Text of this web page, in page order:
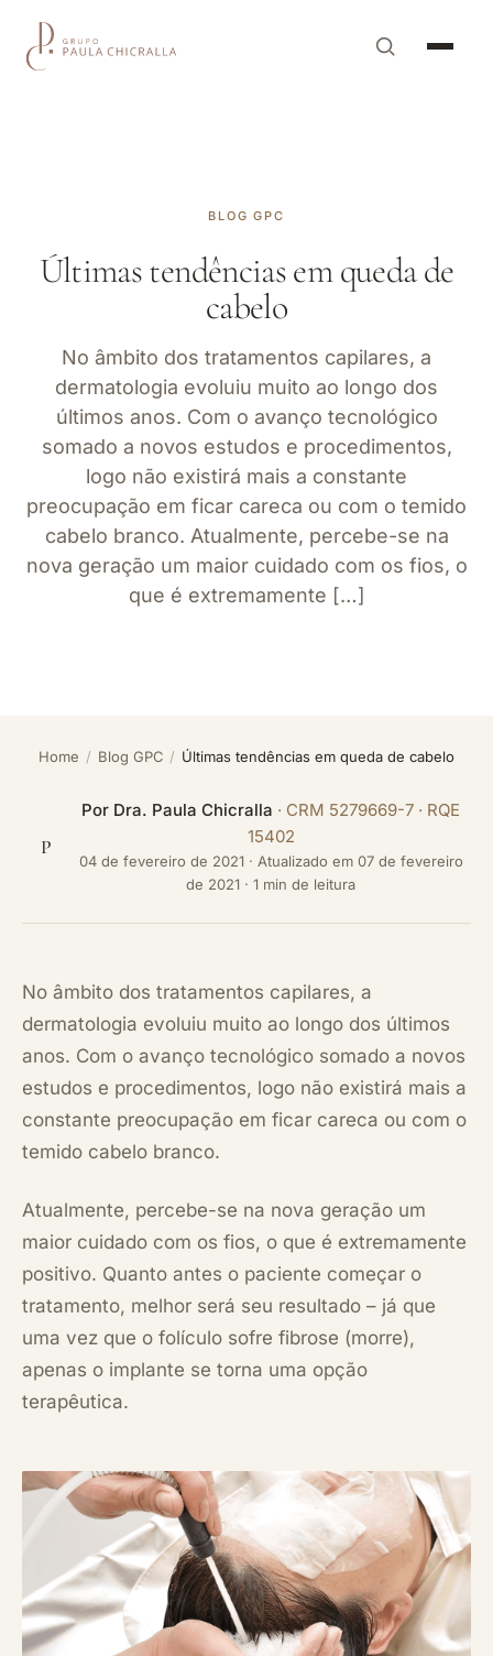
BLOG GPC
Últimas tendências em queda de
cabelo
No âmbito dos tratamentos capilares, a
dermatologia evoluiu muito ao longo dos
últimos anos. Com o avanço tecnológico
somado a novos estudos e procedimentos,
logo não existirá mais a constante
preocupação em ficar careca ou com o temido
cabelo branco. Atualmente, percebe-se na
nova geração um maior cuidado com os fios, o
que é extremamente […]
Home / Blog GPC / Últimas tendências em queda de cabelo
P
Por Dra. Paula Chicralla · CRM 5279669-7 · RQE
15402
04 de fevereiro de 2021 · Atualizado em 07 de fevereiro
de 2021 · 1 min de leitura
No âmbito dos tratamentos capilares, a
dermatologia evoluiu muito ao longo dos últimos
anos. Com o avanço tecnológico somado a novos
estudos e procedimentos, logo não existirá mais a
constante preocupação em ficar careca ou com o
temido cabelo branco.
Atualmente, percebe-se na nova geração um
maior cuidado com os fios, o que é extremamente
positivo. Quanto antes o paciente começar o
tratamento, melhor será seu resultado – já que
uma vez que o folículo sofre fibrose (morre),
apenas o implante se torna uma opção
terapêutica.